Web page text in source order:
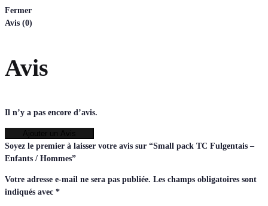
Fermer
Avis (0)
Avis
Il n’y a pas encore d’avis.
Soyez le premier à laisser votre avis sur “Small pack TC Fulgentais –
Enfants / Hommes”
Votre adresse e-mail ne sera pas publiée. Les champs obligatoires sont
indiqués avec *